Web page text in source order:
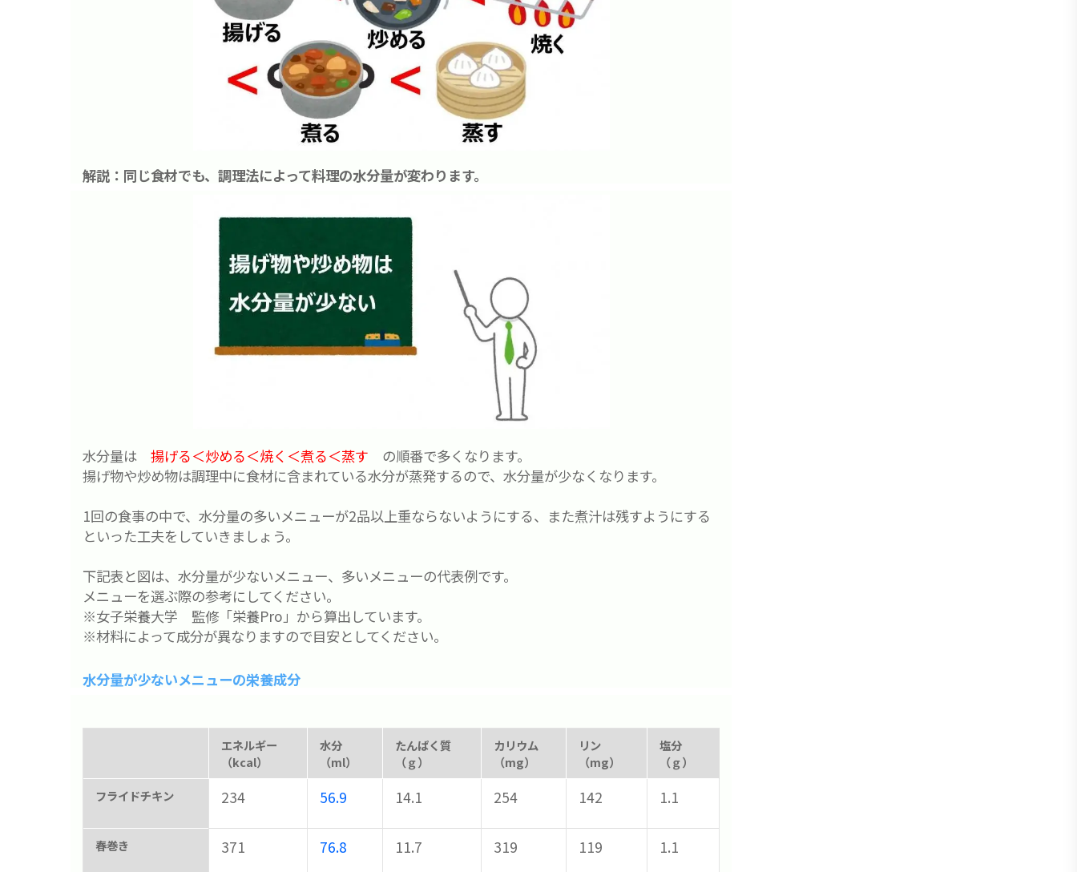
解説：同じ食材でも、調理法によって料理の水分量が変わります。
水分量は 揚げる＜炒める＜焼く＜煮る＜蒸す の順番で多くなります。
揚げ物や炒め物は調理中に食材に含まれている水分が蒸発するので、水分量が少なくなります。
1回の食事の中で、水分量の多いメニューが2品以上重ならないようにする、また煮汁は残すようにする
といった工夫をしていきましょう。
下記表と図は、水分量が少ないメニュー、多いメニューの代表例です。
メニューを選ぶ際の参考にしてください。
※女子栄養大学 監修「栄養Pro」から算出しています。
※材料によって成分が異なりますので目安としてください。
水分量が少ないメニューの栄養成分
エネルギー
（kcal）
水分
（ml）
たんぱく質
（ｇ）
カリウム
（mg）
リン
（mg）
塩分
（ｇ）
フライドチキン
234 56.9 14.1 254 142 1.1
春巻き 371 76.8 11.7 319 119 1.1